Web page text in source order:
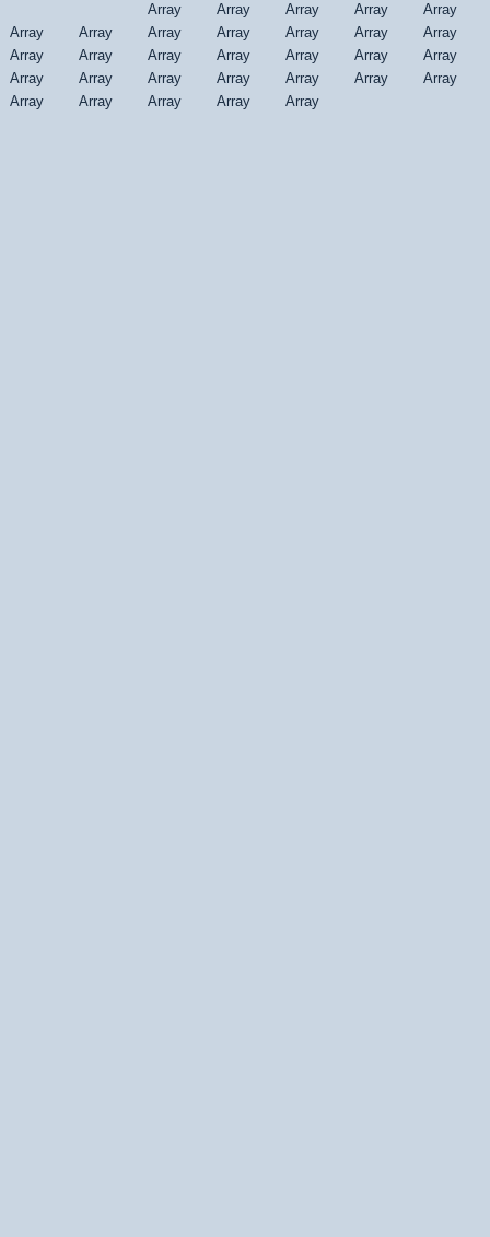
Array
Array Array Array
Array
Array
Array Array Array Array Array
Array
Array
Array Array Array Array Array
Array
Array
Array Array Array Array Array
Array
Array
Array Array Array Array